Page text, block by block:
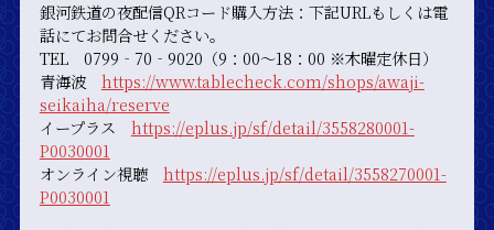
銀河鉄道の夜配信QRコード購入方法：下記URLもしくは電
話にてお問合せください。
TEL 0799‐70‐9020（9：00～18：00 ※木曜定休日）
青海波 https://www.tablecheck.com/shops/awaji-
seikaiha/reserve
イープラス https://eplus.jp/sf/detail/3558280001-
P0030001
オンライン視聴 https://eplus.jp/sf/detail/3558270001-
P0030001